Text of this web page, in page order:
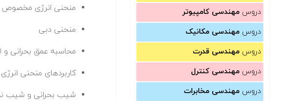
دروس مهندسی کامپیوتر
دروس مهندسی مکانیک
دروس مهندسی قدرت
دروس مهندسی کنترل
دروس مهندسی مخابرات
منحنی انرژی مخصوص
منحنی دبی
محاسبه عمق بحرانی
کاربردهای منحنی
شیب بحرانی و شیب